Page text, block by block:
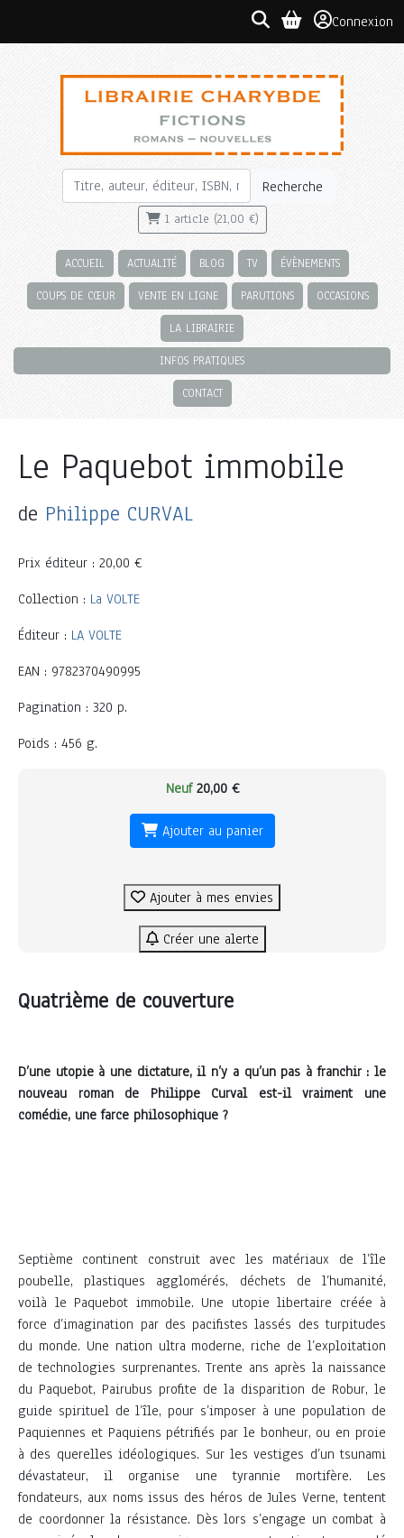
Connexion
Recherche
1 article (21,00 €)
ACCUEIL ACTUALITÉ BLOG TV ÉVÈNEMENTS
COUPS DE CŒUR VENTE EN LIGNE PARUTIONS OCCASIONS
LA LIBRAIRIE
INFOS PRATIQUES
CONTACT
Le Paquebot immobile
de Philippe CURVAL
Prix éditeur : 20,00 €
Collection : La VOLTE
Éditeur : LA VOLTE
EAN : 9782370490995
Pagination : 320 p.
Poids : 456 g.
Neuf20,00 €
Ajouter au panier
Ajouter à mes envies
Créer une alerte
Quatrième de couverture
D’une utopie à une dictature, il n’y a qu’un pas à franchir : le
nouveau roman de Philippe Curval est-il vraiment une
comédie, une farce philosophique ?
Septième continent construit avec les matériaux de l’île
poubelle, plastiques agglomérés, déchets de l’humanité,
voilà le Paquebot immobile. Une utopie libertaire créée à
force d’imagination par des pacifistes lassés des turpitudes
du monde. Une nation ultra moderne, riche de l’exploitation
de technologies surprenantes. Trente ans après la naissance
du Paquebot, Pairubus profite de la disparition de Robur, le
guide spirituel de l’île, pour s’imposer à une population de
Paquiennes et Paquiens pétrifiés par le bonheur, ou en proie
à des querelles idéologiques. Sur les vestiges d’un tsunami
dévastateur, il organise une tyrannie mortifère. Les
fondateurs, aux noms issus des héros de Jules Verne, tentent
de coordonner la résistance. Dès lors s’engage un combat à